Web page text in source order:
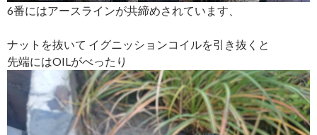
6番にはアースラインが共締めされています、
ナットを抜いて イグニッションコイルを引き抜くと
先端にはOILがべったり